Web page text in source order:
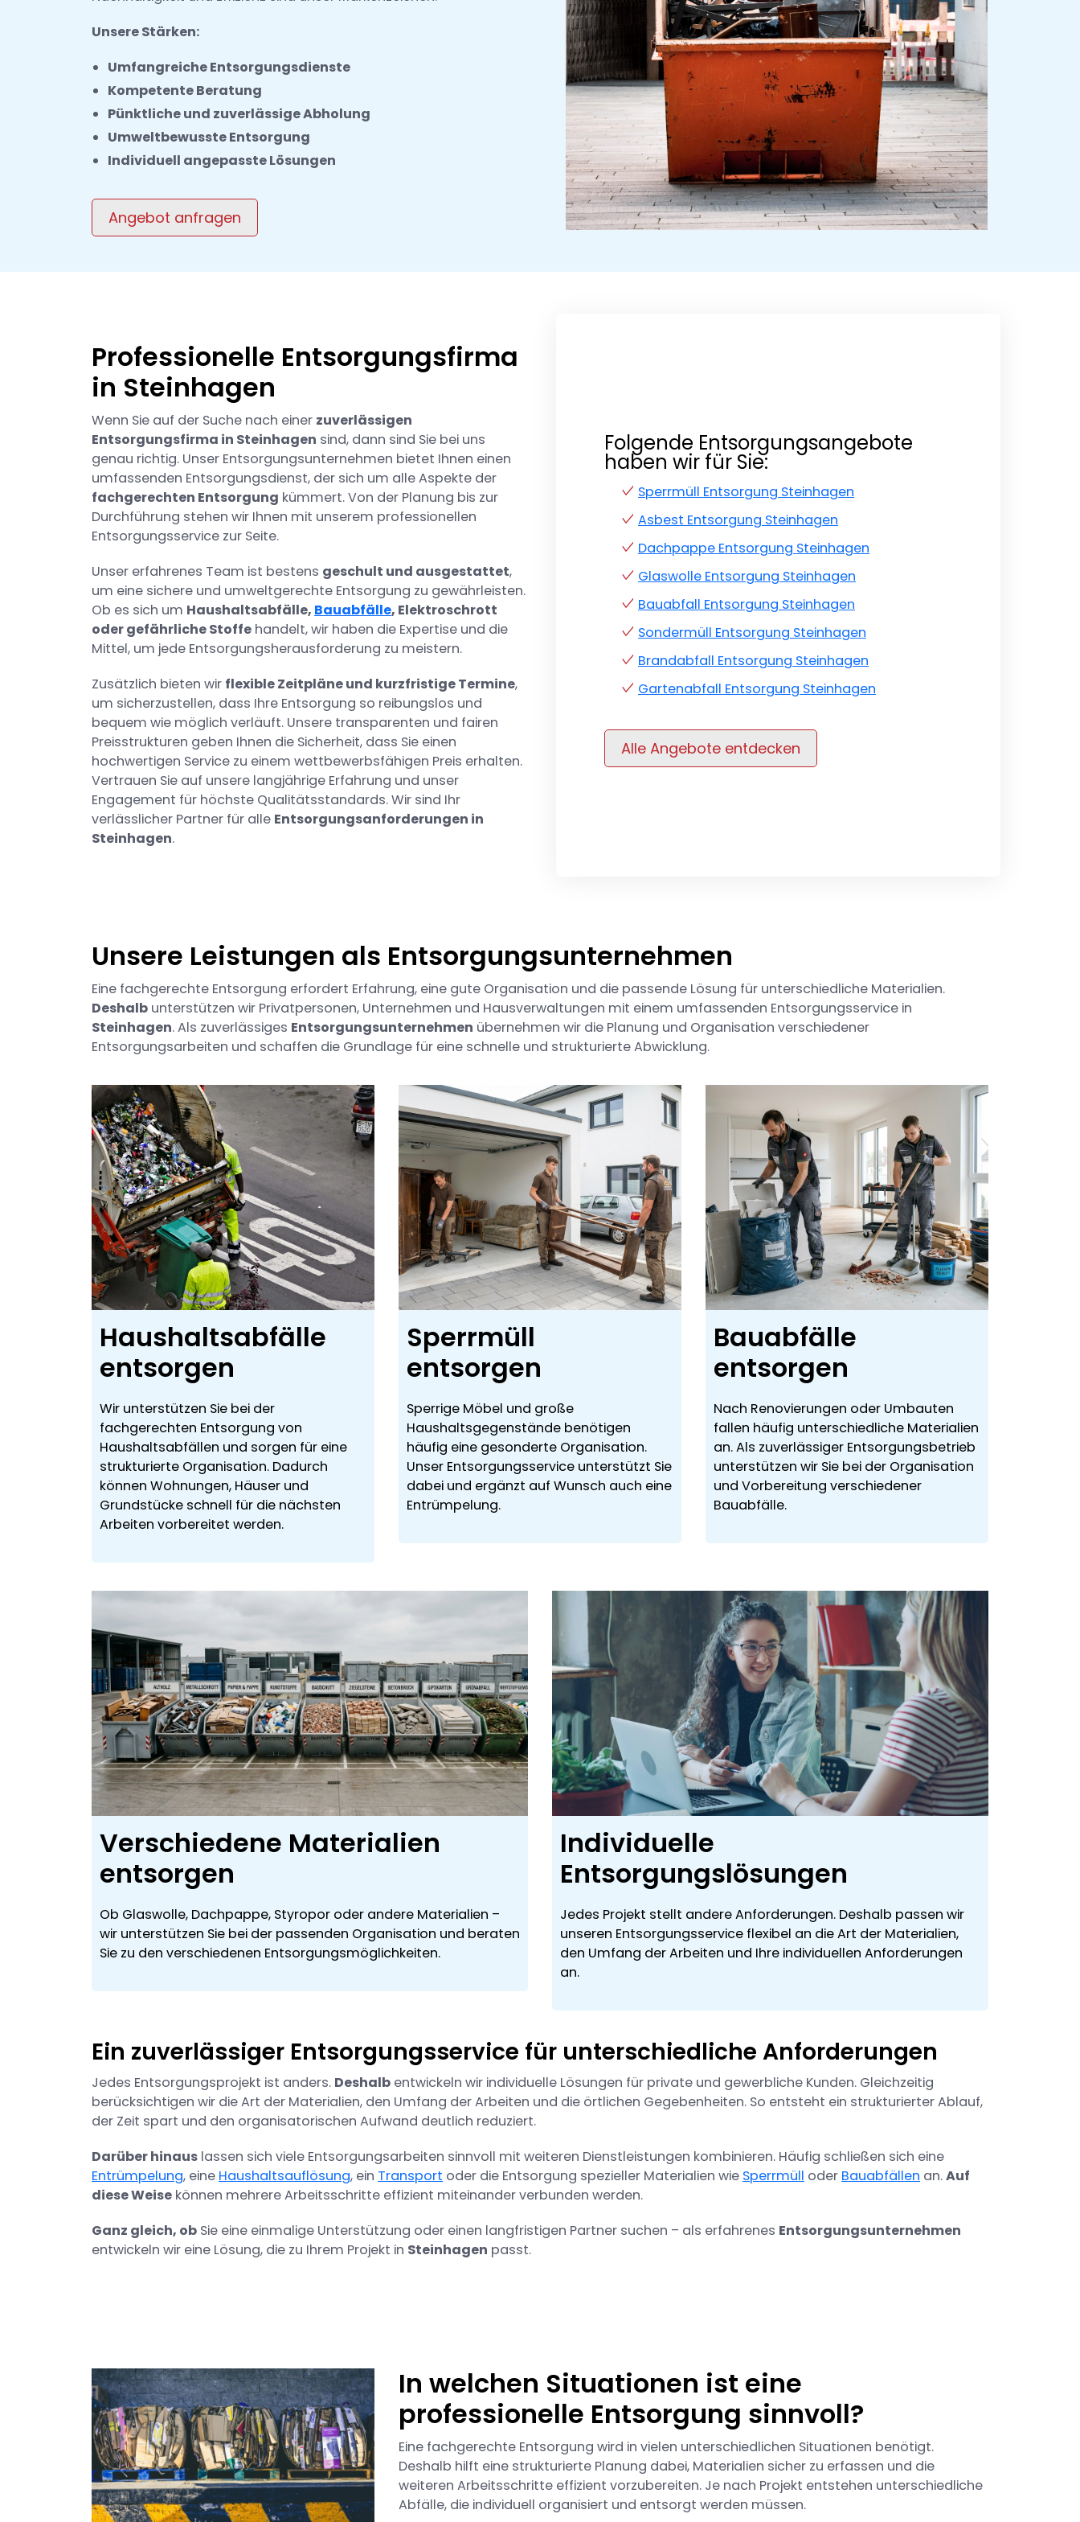
Unsere Stärken:
Umfangreiche Entsorgungsdienste
Kompetente Beratung
Pünktliche und zuverlässige Abholung
Umweltbewusste Entsorgung
Individuell angepasste Lösungen
Angebot anfragen
Professionelle Entsorgungsfirma
in Steinhagen
Wenn Sie auf der Suche nach einer zuverlässigen
Entsorgungsfirma in Steinhagen sind, dann sind Sie bei uns
genau richtig. Unser Entsorgungsunternehmen bietet Ihnen einen
umfassenden Entsorgungsdienst, der sich um alle Aspekte der
fachgerechten Entsorgung kümmert. Von der Planung bis zur
Durchführung stehen wir Ihnen mit unserem professionellen
Entsorgungsservice zur Seite.
Unser erfahrenes Team ist bestens geschult und ausgestattet,
um eine sichere und umweltgerechte Entsorgung zu gewährleisten.
Ob es sich um Haushaltsabfälle, Bauabfälle, Elektroschrott
oder gefährliche Stoffe handelt, wir haben die Expertise und die
Mittel, um jede Entsorgungsherausforderung zu meistern.
Zusätzlich bieten wir flexible Zeitpläne und kurzfristige Termine,
um sicherzustellen, dass Ihre Entsorgung so reibungslos und
bequem wie möglich verläuft. Unsere transparenten und fairen
Preisstrukturen geben Ihnen die Sicherheit, dass Sie einen
hochwertigen Service zu einem wettbewerbsfähigen Preis erhalten.
Vertrauen Sie auf unsere langjährige Erfahrung und unser
Engagement für höchste Qualitätsstandards. Wir sind Ihr
verlässlicher Partner für alle Entsorgungsanforderungen in
Steinhagen.
Folgende Entsorgungsangebote
haben wir für Sie:
Sperrmüll Entsorgung Steinhagen
Asbest Entsorgung Steinhagen
Dachpappe Entsorgung Steinhagen
Glaswolle Entsorgung Steinhagen
Bauabfall Entsorgung Steinhagen
Sondermüll Entsorgung Steinhagen
Brandabfall Entsorgung Steinhagen
Gartenabfall Entsorgung Steinhagen
Alle Angebote entdecken
Unsere Leistungen als Entsorgungsunternehmen
Eine fachgerechte Entsorgung erfordert Erfahrung, eine gute Organisation und die passende Lösung für unterschiedliche Materialien.
Deshalb unterstützen wir Privatpersonen, Unternehmen und Hausverwaltungen mit einem umfassenden Entsorgungsservice in
Steinhagen. Als zuverlässiges Entsorgungsunternehmen übernehmen wir die Planung und Organisation verschiedener
Entsorgungsarbeiten und schaffen die Grundlage für eine schnelle und strukturierte Abwicklung.
Haushaltsabfälle
entsorgen
Wir unterstützen Sie bei der
fachgerechten Entsorgung von
Haushaltsabfällen und sorgen für eine
strukturierte Organisation. Dadurch
können Wohnungen, Häuser und
Grundstücke schnell für die nächsten
Arbeiten vorbereitet werden.
Sperrmüll
entsorgen
Sperrige Möbel und große
Haushaltsgegenstände benötigen
häufig eine gesonderte Organisation.
Unser Entsorgungsservice unterstützt Sie
dabei und ergänzt auf Wunsch auch eine
Entrümpelung.
Bauabfälle
entsorgen
Nach Renovierungen oder Umbauten
fallen häufig unterschiedliche Materialien
an. Als zuverlässiger Entsorgungsbetrieb
unterstützen wir Sie bei der Organisation
und Vorbereitung verschiedener
Bauabfälle.
Verschiedene Materialien
entsorgen
Ob Glaswolle, Dachpappe, Styropor oder andere Materialien –
wir unterstützen Sie bei der passenden Organisation und beraten
Sie zu den verschiedenen Entsorgungsmöglichkeiten.
Individuelle
Entsorgungslösungen
Jedes Projekt stellt andere Anforderungen. Deshalb passen wir
unseren Entsorgungsservice flexibel an die Art der Materialien,
den Umfang der Arbeiten und Ihre individuellen Anforderungen
an.
Ein zuverlässiger Entsorgungsservice für unterschiedliche Anforderungen
Jedes Entsorgungsprojekt ist anders. Deshalb entwickeln wir individuelle Lösungen für private und gewerbliche Kunden. Gleichzeitig
berücksichtigen wir die Art der Materialien, den Umfang der Arbeiten und die örtlichen Gegebenheiten. So entsteht ein strukturierter Ablauf,
der Zeit spart und den organisatorischen Aufwand deutlich reduziert.
Darüber hinaus lassen sich viele Entsorgungsarbeiten sinnvoll mit weiteren Dienstleistungen kombinieren. Häufig schließen sich eine
Entrümpelung, eine Haushaltsauflösung, ein Transport oder die Entsorgung spezieller Materialien wie Sperrmüll oder Bauabfällen an.Auf
diese Weise können mehrere Arbeitsschritte effizient miteinander verbunden werden.
Ganz gleich, ob Sie eine einmalige Unterstützung oder einen langfristigen Partner suchen – als erfahrenes Entsorgungsunternehmen
entwickeln wir eine Lösung, die zu Ihrem Projekt in Steinhagen passt.
In welchen Situationen ist eine
professionelle Entsorgung sinnvoll?
Eine fachgerechte Entsorgung wird in vielen unterschiedlichen Situationen benötigt.
Deshalb hilft eine strukturierte Planung dabei, Materialien sicher zu erfassen und die
weiteren Arbeitsschritte effizient vorzubereiten. Je nach Projekt entstehen unterschiedliche
Abfälle, die individuell organisiert und entsorgt werden müssen.